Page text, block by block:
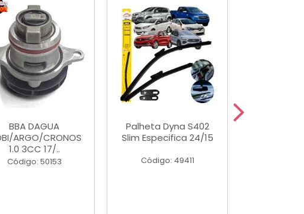
BBA DAGUA
ARGO/CRONOS
1.0 3CC 17/..
Código: 50153
Palheta Dyna S402
Slim Especifica 24/15
Código: 49411